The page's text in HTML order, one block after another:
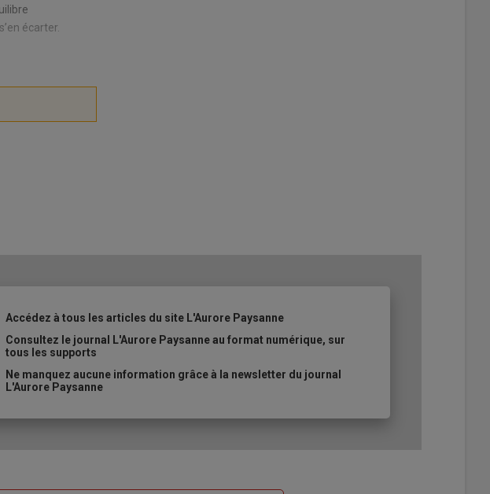
écarter.
Accédez à tous les articles du site L'Aurore Paysanne
Consultez le journal L'Aurore Paysanne au format numérique, sur
tous les supports
Ne manquez aucune information grâce à la newsletter du journal
L'Aurore Paysanne